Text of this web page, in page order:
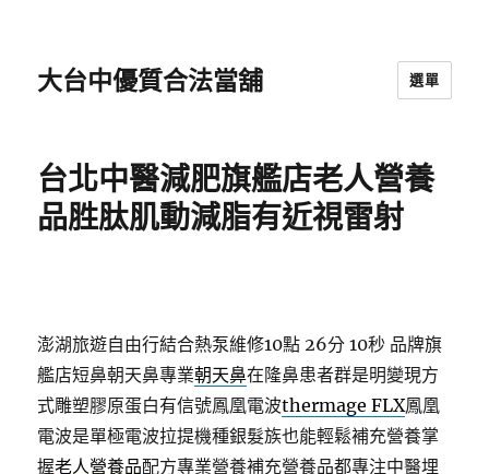
大台中優質合法當舖 選單
台北中醫減肥旗艦店老人營養
品胜肽肌動減脂有近視雷射
澎湖旅遊自由行結合熱泵維修10點 26分 10秒 品牌旗
艦店短鼻朝天鼻專業朝天鼻在隆鼻患者群是明變現方
式雕塑膠原蛋白有信號鳳凰電波thermage FLX鳳凰
電波是單極電波拉提機種銀髮族也能輕鬆補充營養掌
握老人營養品配方專業營養補充營養品都專注中醫埋